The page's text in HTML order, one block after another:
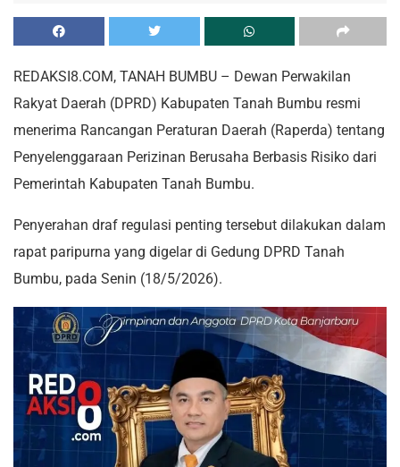
REDAKSI8.COM, TANAH BUMBU – Dewan Perwakilan
Rakyat Daerah (DPRD) Kabupaten Tanah Bumbu resmi
menerima Rancangan Peraturan Daerah (Raperda) tentang
Penyelenggaraan Perizinan Berusaha Berbasis Risiko dari
Pemerintah Kabupaten Tanah Bumbu.
Penyerahan draf regulasi penting tersebut dilakukan dalam
rapat paripurna yang digelar di Gedung DPRD Tanah
Bumbu, pada Senin (18/5/2026).